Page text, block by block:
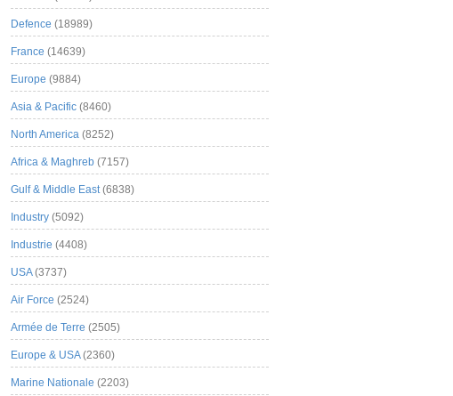
Defence (18989)
France (14639)
Europe (9884)
Asia & Pacific (8460)
North America (8252)
Africa & Maghreb (7157)
Gulf & Middle East(6838)
Industry (5092)
Industrie (4408)
USA(3737)
Air Force (2524)
Armée de Terre (2505)
Europe & USA(2360)
Marine Nationale (2203)